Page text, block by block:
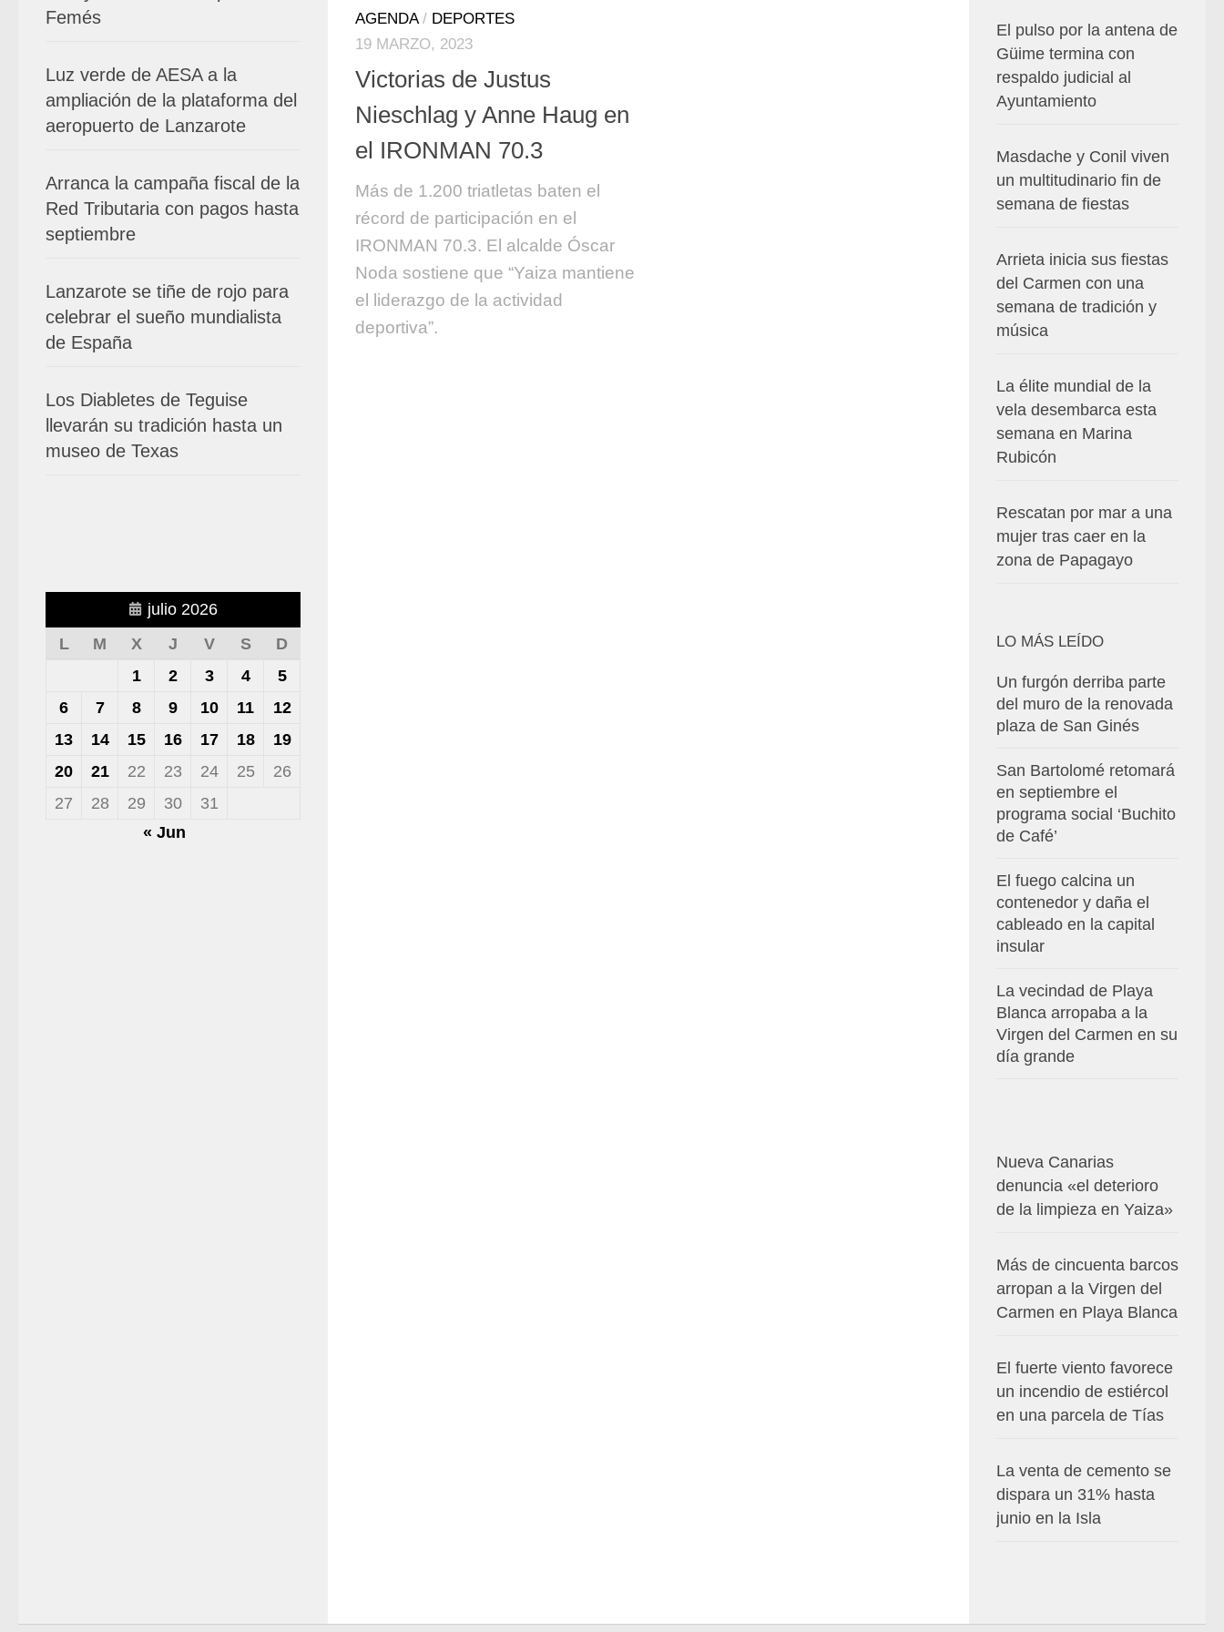
AGENDA/ DEPORTES
19 MARZO, 2023
Victorias de Justus
Nieschlag y Anne Haug en
el IRONMAN 70.3
Más de 1.200 triatletas baten el
récord de participación en el
IRONMAN 70.3. El alcalde Óscar
Noda sostiene que “Yaiza mantiene
el liderazgo de la actividad
deportiva”.
Femés
Luz verde de AESA a la
ampliación de la plataforma del
aeropuerto de Lanzarote
Arranca la campaña fiscal de la
Red Tributaria con pagos hasta
septiembre
Lanzarote se tiñe de rojo para
celebrar el sueño mundialista
de España
Los Diabletes de Teguise
llevarán su tradición hasta un
museo de Texas
julio 2026
L
M X J V S
D
1
2 3 4
5
6
7 8 9 10 11
12
13
14 15 16 17 18
19
20
21 22 23 24 25
26
27
28 29 30
31
« Jun
El pulso por la antena de
Güime termina con
respaldo judicial al
Ayuntamiento
Masdache y Conil viven
un multitudinario fin de
semana de fiestas
Arrieta inicia sus fiestas
del Carmen con una
semana de tradición y
música
La élite mundial de la
vela desembarca esta
semana en Marina
Rubicón
Rescatan por mar a una
mujer tras caer en la
zona de Papagayo
LO MÁS LEÍDO
Un furgón derriba parte
del muro de la renovada
plaza de San Ginés
San Bartolomé retomará
en septiembre el
programa social ‘Buchito
de Café’
El fuego calcina un
contenedor y daña el
cableado en la capital
insular
La vecindad de Playa
Blanca arropaba a la
Virgen del Carmen en su
día grande
Nueva Canarias
denuncia «el deterioro
de la limpieza en Yaiza»
Más de cincuenta barcos
arropan a la Virgen del
Carmen en Playa Blanca
El fuerte viento favorece
un incendio de estiércol
en una parcela de Tías
La venta de cemento se
dispara un 31% hasta
junio en la Isla